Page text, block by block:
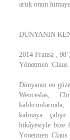
artık onun
DÜNYANIN
2014 Fransa ,
Yönetmen :Claus
Dünyanın en
Wenceslas,
kalmaya
hikâyesiyle bize
Yönetmen